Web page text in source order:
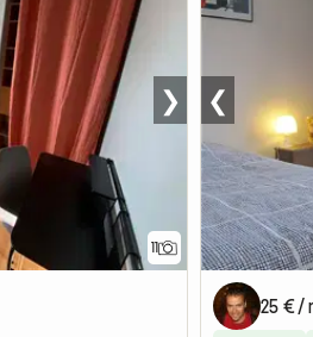
11
❯ ❮
25 € /